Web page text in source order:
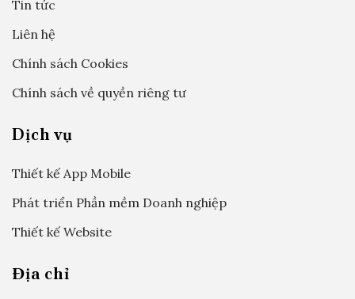
Tin tức
Liên hệ
Chính sách Cookies
Chính sách về quyền riêng tư
Dịch vụ
Thiết kế App Mobile
Phát triển Phần mềm Doanh nghiệp
Thiết kế Website
Địa chỉ